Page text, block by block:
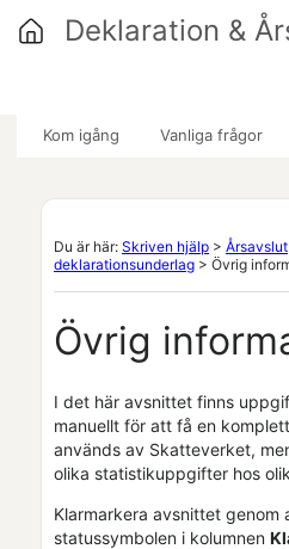
Hoppa över till
Kom igång Vanliga frågor
Deklaration &
Du är här: Skriven hjälp > Årsavslut
deklarationsunderlag > Övrig
Övrig
I det här avsnittet finns
manuellt för att få en
används av Skatteverket,
olika statistikuppgifter hos
Klarmarkera avsnittet genom
statussymbolen i kolumnen